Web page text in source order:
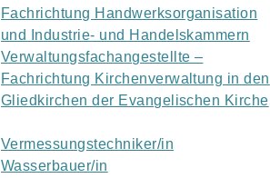
Fachrichtung Handwerksorganisation
und Industrie- und Handelskammern
Verwaltungsfachangestellte –
Fachrichtung Kirchenverwaltung in den
Gliedkirchen der Evangelischen Kirche
Vermessungstechniker/in
Wasserbauer/in